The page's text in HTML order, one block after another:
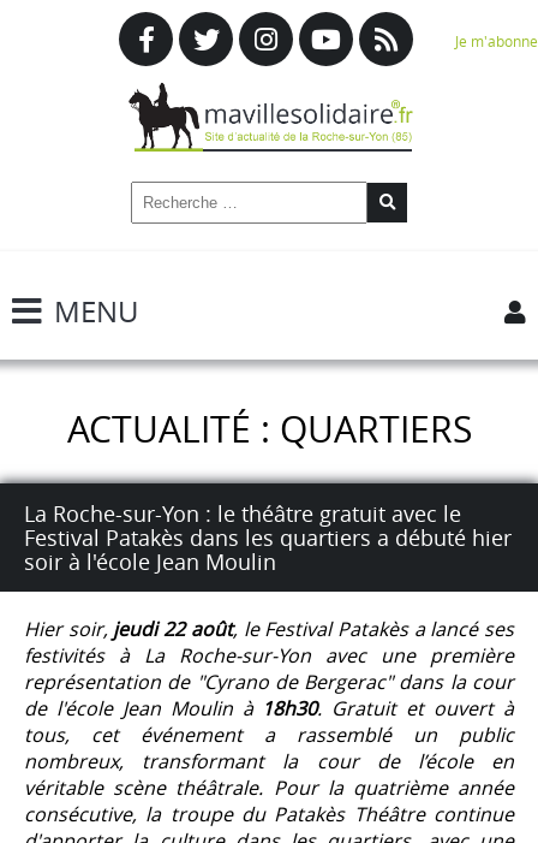
Je m'abonne
MENU
ACTUALITÉ : QUARTIERS
La Roche-sur-Yon : le théâtre gratuit avec le
Festival Patakès dans les quartiers a débuté hier
soir à l'école Jean Moulin
Hier soir, jeudi 22 août, le Festival Patakès a lancé ses
festivités à La Roche-sur-Yon avec une première
représentation de "Cyrano de Bergerac" dans la cour
de l'école Jean Moulin à 18h30. Gratuit et ouvert à
tous, cet événement a rassemblé un public
nombreux, transformant la cour de l’école en
véritable scène théâtrale. Pour la quatrième année
consécutive, la troupe du Patakès Théâtre continue